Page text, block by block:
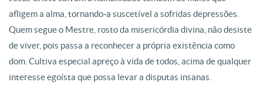
afligem a alma, tornando-a suscetível a sofridas depressões.
Quem segue o Mestre, rosto da misericórdia divina, não desiste
de viver, pois passa a reconhecer a própria existência como
dom. Cultiva especial apreço à vida de todos, acima de qualquer
interesse egoísta que possa levar a disputas insanas.